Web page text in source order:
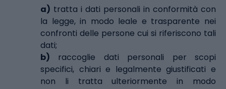
a) tratta i dati personali in conformità con
la legge, in modo leale e trasparente nei
confronti delle persone cui si riferiscono tali
dati;
b) raccoglie dati personali per scopi
specifici, chiari e legalmente giustificati e
non li tratta ulteriormente in modo